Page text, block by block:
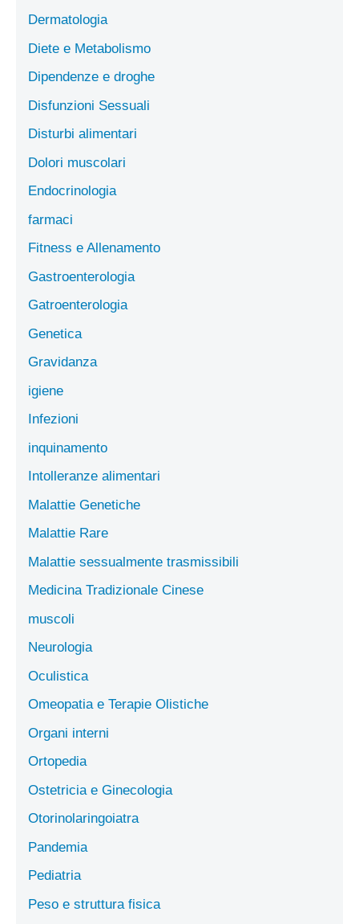
Dermatologia
Diete e Metabolismo
Dipendenze e droghe
Disfunzioni Sessuali
Disturbi alimentari
Dolori muscolari
Endocrinologia
farmaci
Fitness e Allenamento
Gastroenterologia
Gatroenterologia
Genetica
Gravidanza
igiene
Infezioni
inquinamento
Intolleranze alimentari
Malattie Genetiche
Malattie Rare
Malattie sessualmente trasmissibili
Medicina Tradizionale Cinese
muscoli
Neurologia
Oculistica
Omeopatia e Terapie Olistiche
Organi interni
Ortopedia
Ostetricia e Ginecologia
Otorinolaringoiatra
Pandemia
Pediatria
Peso e struttura fisica